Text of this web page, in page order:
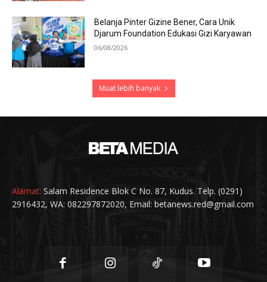
Belanja Pinter Gizine Bener, Cara Unik
Djarum Foundation Edukasi Gizi Karyawan
06/08/2026
Muat lebih banyak
Alamat: Salam Residence Blok C No. 87, Kudus. Telp. (0291)
2916432, WA: 082297872020, Email: betanews.red@gmail.com